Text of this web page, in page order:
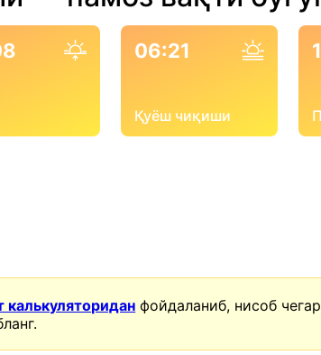
06:21
Қуёш чиқиши
калькуляторидан фойдаланиб, нисоб